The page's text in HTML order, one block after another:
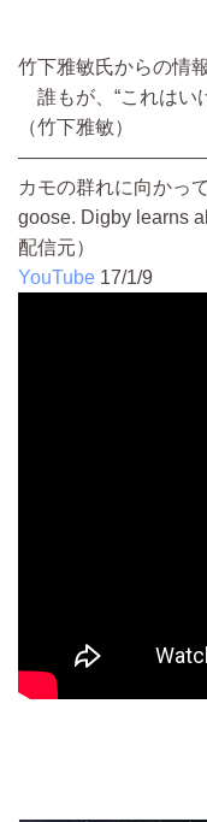
竹下雅敏氏からの情
誰もが、“これはい
（竹下雅敏）
カモの群れに向かっ
goose. Digby learns
配信元）
YouTube 17/1/9